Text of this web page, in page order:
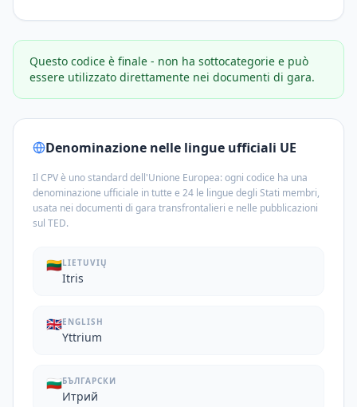
Questo codice è finale - non ha sottocategorie e può
essere utilizzato direttamente nei documenti di gara.
Denominazione nelle lingue ufficiali UE
Il CPV è uno standard dell'Unione Europea: ogni codice ha una
denominazione ufficiale in tutte e 24 le lingue degli Stati membri,
usata nei documenti di gara transfrontalieri e nelle pubblicazioni
sul TED.
🇱🇹LIETUVIŲ
Itris
🇬🇧ENGLISH
Yttrium
🇧🇬БЪЛГАРСКИ
Итрий